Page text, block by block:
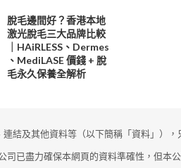
脫毛邊間好？香港本地
激光脫毛三大品牌比較
｜HAiRLESS、Dermes
、MediLASE 價錢 + 脫
毛永久保養全解析
結及其他資料等（以下簡稱「資料」
司已盡力確保本網頁的資料準確性，但本